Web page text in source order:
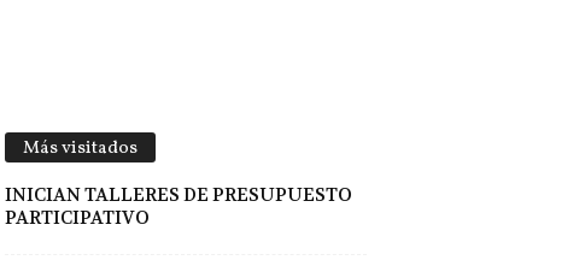
Más visitados
INICIAN TALLERES DE PRESUPUESTO
PARTICIPATIVO